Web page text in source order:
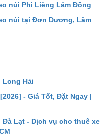
núi Phi Liêng Lâm Đồng
núi tại Đơn Dương, Lâm
Long Hải
- Giá Tốt, Đặt Ngay |
Lạt - Dịch vụ cho thuê xe